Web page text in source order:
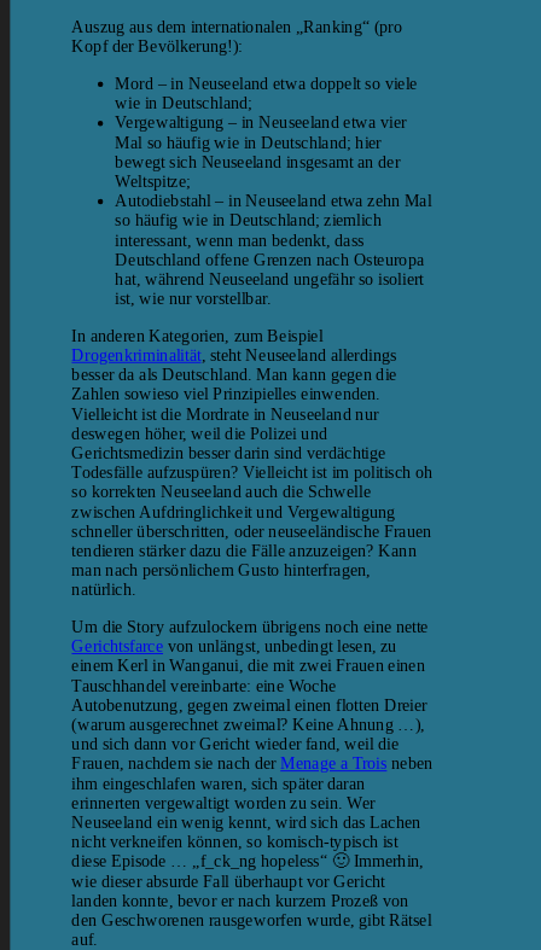
Auszug aus dem internationalen „Ranking“ (pro
Kopf der Bevölkerung!):
Mord – in Neuseeland etwa doppelt so viele
wie in Deutschland;
Vergewaltigung – in Neuseeland etwa vier
Mal so häufig wie in Deutschland; hier
bewegt sich Neuseeland insgesamt an der
Weltspitze;
Autodiebstahl – in Neuseeland etwa zehn Mal
so häufig wie in Deutschland; ziemlich
interessant, wenn man bedenkt, dass
Deutschland offene Grenzen nach Osteuropa
hat, während Neuseeland ungefähr so isoliert
ist, wie nur vorstellbar.
In anderen Kategorien, zum Beispiel
Drogenkriminalität, steht Neuseeland allerdings
besser da als Deutschland. Man kann gegen die
Zahlen sowieso viel Prinzipielles einwenden.
Vielleicht ist die Mordrate in Neuseeland nur
deswegen höher, weil die Polizei und
Gerichtsmedizin besser darin sind verdächtige
Todesfälle aufzuspüren? Vielleicht ist im politisch oh
so korrekten Neuseeland auch die Schwelle
zwischen Aufdringlichkeit und Vergewaltigung
schneller überschritten, oder neuseeländische Frauen
tendieren stärker dazu die Fälle anzuzeigen? Kann
man nach persönlichem Gusto hinterfragen,
natürlich.
Um die Story aufzulockern übrigens noch eine nette
Gerichtsfarce von unlängst, unbedingt lesen, zu
einem Kerl in Wanganui, die mit zwei Frauen einen
Tauschhandel vereinbarte: eine Woche
Autobenutzung, gegen zweimal einen flotten Dreier
(warum ausgerechnet zweimal? Keine Ahnung …),
und sich dann vor Gericht wieder fand, weil die
Frauen, nachdem sie nach derMenage a Trois neben
ihm eingeschlafen waren, sich später daran
erinnerten vergewaltigt worden zu sein. Wer
Neuseeland ein wenig kennt, wird sich das Lachen
nicht verkneifen können, so komisch-typisch ist
diese Episode … „f_ck_ng hopeless“ 🙂 Immerhin,
wie dieser absurde Fall überhaupt vor Gericht
landen konnte, bevor er nach kurzem Prozeß von
den Geschworenen rausgeworfen wurde, gibt Rätsel
auf.